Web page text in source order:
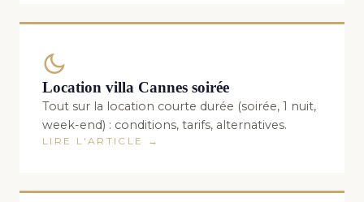
Location villa Cannes soirée
Tout sur la location courte durée (soirée, 1 nuit,
week-end) : conditions, tarifs, alternatives.
LIRE L'ARTICLE →